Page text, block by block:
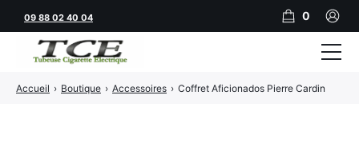
Accueil › Boutique › Accessoires › Coffret Aficionados Pierre Cardin
09 88 02 40 04 0
Tubeuses